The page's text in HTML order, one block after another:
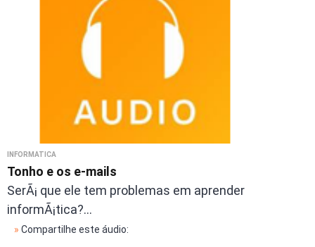
INFORMÁTICA
Tonho e os e-mails
SerÃ¡ que ele tem problemas em aprender
informÃ¡tica?...
» Compartilhe este áudio: